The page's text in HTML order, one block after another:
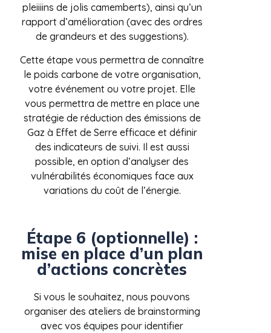
pleiiiins de jolis camemberts), ainsi qu’un
rapport d’amélioration (avec des ordres
de grandeurs et des suggestions).
Cette étape vous permettra de connaître
le poids carbone de votre organisation,
votre événement ou votre projet. Elle
vous permettra de mettre en place une
stratégie de réduction des émissions de
Gaz à Effet de Serre efficace et définir
des indicateurs de suivi. Il est aussi
possible, en option d’analyser des
vulnérabilités économiques face aux
variations du coût de l’énergie.
Étape 6 (optionnelle) :
mise en place d’un plan
d’actions concrètes
Si vous le souhaitez, nous pouvons
organiser des ateliers de brainstorming
avec vos équipes pour identifier